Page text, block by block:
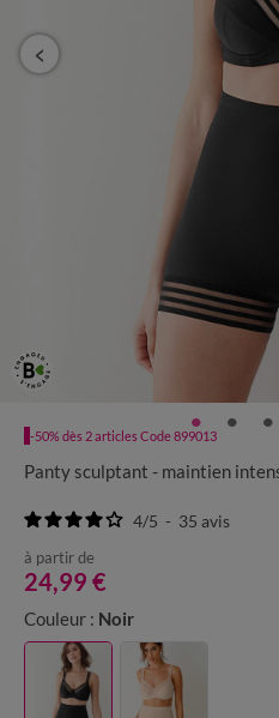
-50% dès 2 articles Code 899013
Panty sculptant - maintien
4/5 - 35 avis
à partir de
24,99 €
Couleur : Noir